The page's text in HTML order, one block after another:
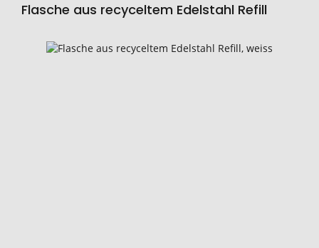
Flasche aus recyceltem Edelstahl Refill